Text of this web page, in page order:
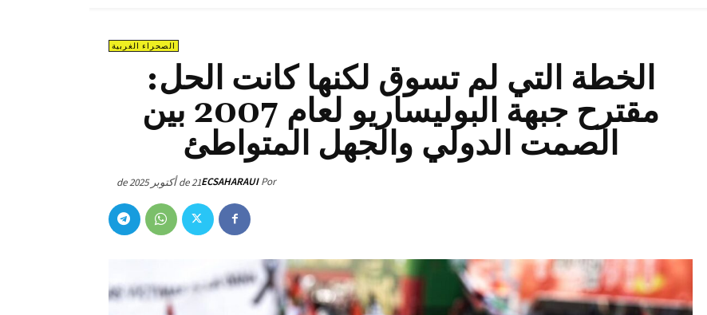
الصحراء الغربية
الخطة التي لم تسوق لكنها كانت الحل:
مقترح جبهة البوليساريو لعام 2007 بين
الصمت الدولي والجهل المتواطئ
Por
ECSAHARAUI21 de أكتوبر de 2025